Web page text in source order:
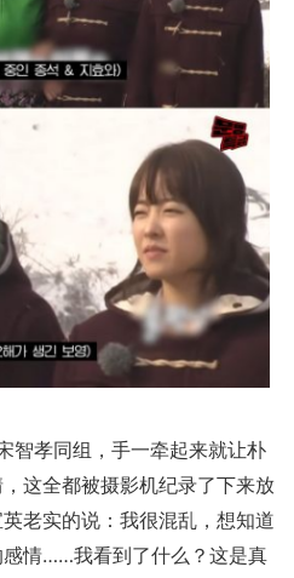
孝同组，手一牵起来就让朴
这全都被摄影机纪录了下来放
老实的说：我很混乱，想知道
情……我看到了什么？这是真